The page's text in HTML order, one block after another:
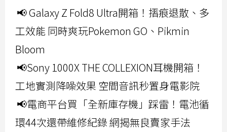
📢 Galaxy Z Fold8 Ultra開箱！摺痕退散、多
工效能 同時爽玩Pokemon GO、Pikmin
Bloom
📢Sony 1000X THE COLLEXION耳機開箱！
工地實測降噪效果 空間音訊秒置身電影院
📢電商平台買「全新庫存機」踩雷！電池循
環44次還帶維修紀錄 網揭無良賣家手法